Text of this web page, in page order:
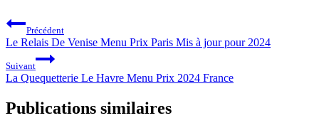
Précédent
Le Relais De Venise Menu Prix Paris Mis à jour pour 2024
Suivant
La Quequetterie Le Havre Menu Prix 2024 France
Publications similaires